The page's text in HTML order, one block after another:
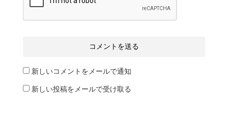
新しいコメントをメールで通知
新しい投稿をメールで受け取る